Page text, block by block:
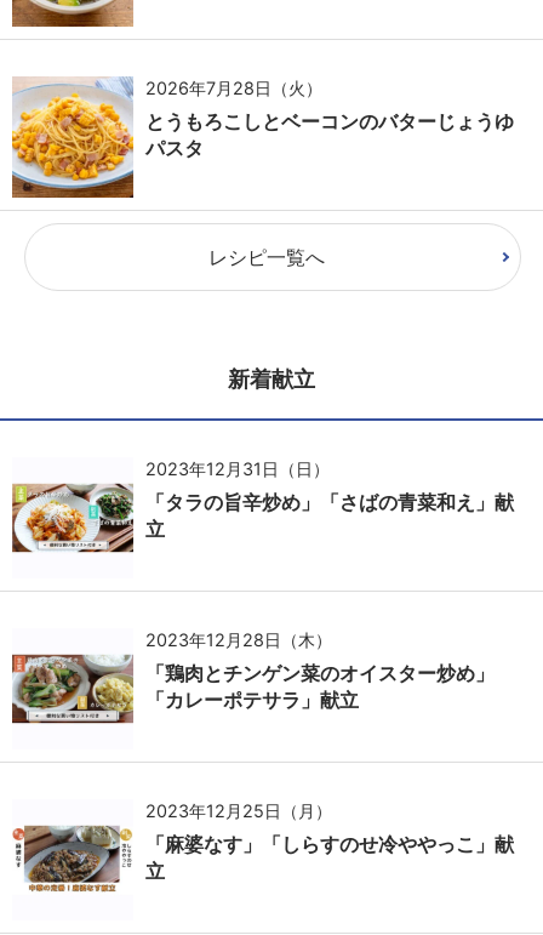
2026年7月28日（火）
とうもろこしとベーコンのバターじょうゆ
パスタ
レシピ一覧へ
新着献立
2023年12月31日（日）
「タラの旨辛炒め」「さばの青菜和え」献
立
2023年12月28日（木）
「鶏肉とチンゲン菜のオイスター炒め」
「カレーポテサラ」献立
2023年12月25日（月）
「麻婆なす」「しらすのせ冷ややっこ」献
立